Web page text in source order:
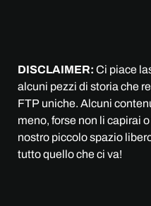
DISCLAIMER: Ci piace
alcuni pezzi di storia che
FTP uniche. Alcuni
meno, forse non li capirai
nostro piccolo spazio
tutto quello che ci va!